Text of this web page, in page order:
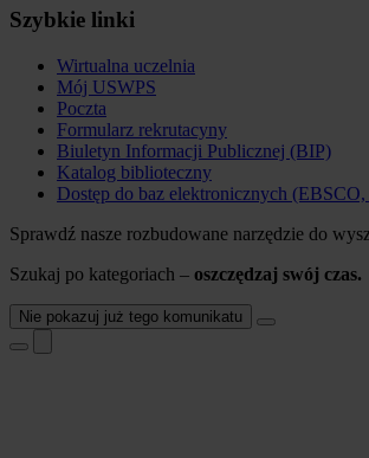
Szybkie linki
Wirtualna uczelnia
Mój USWPS
Poczta
Formularz rekrutacyny
Biuletyn Informacji Publicznej (BIP)
Katalog biblioteczny
Dostęp do baz elektronicznych
Sprawdź nasze rozbudowane narzędzie do
Szukaj po kategoriach – oszczędzaj swój czas.
Nie pokazuj już tego komunikatu